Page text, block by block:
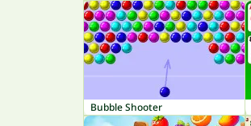
Bubble Shooter